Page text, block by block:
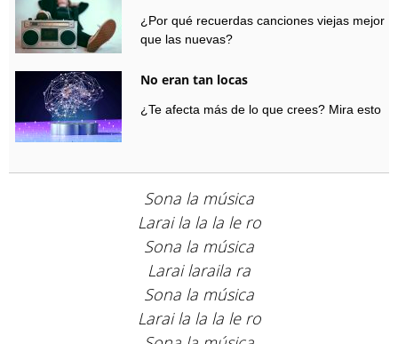
¿Por qué recuerdas canciones viejas mejor
que las nuevas?
No eran tan locas
¿Te afecta más de lo que crees? Mira esto
Sona la música
Larai la la la le ro
Sona la música
Larai laraila ra
Sona la música
Larai la la la le ro